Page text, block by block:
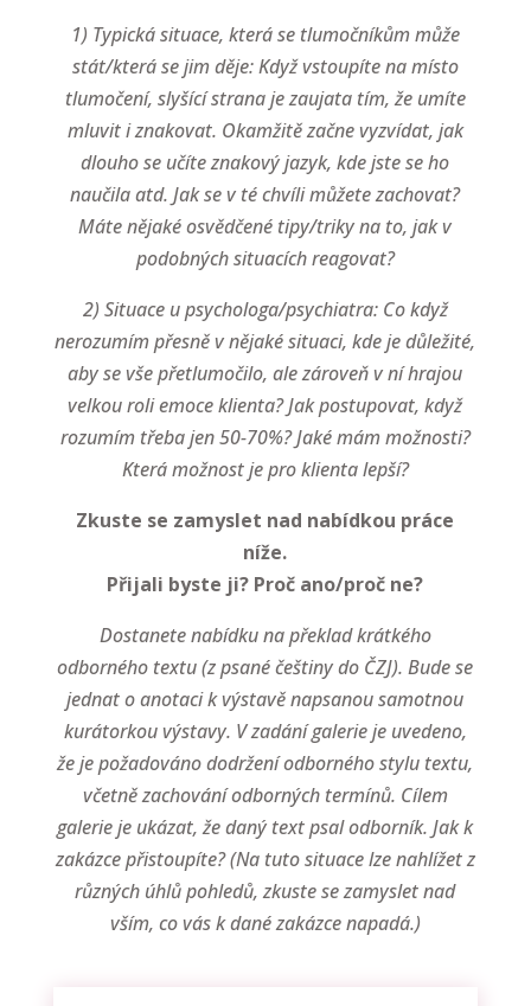
1) Typická situace, která se tlumočníkům může
stát/která se jim děje: Když vstoupíte na místo
tlumočení, slyšící strana je zaujata tím, že umíte
mluvit i znakovat. Okamžitě začne vyzvídat, jak
dlouho se učíte znakový jazyk, kde jste se ho
naučila atd. Jak se v té chvíli můžete zachovat?
Máte nějaké osvědčené tipy/triky na to, jak v
podobných situacích reagovat?
2) Situace u psychologa/psychiatra: Co když
nerozumím přesně v nějaké situaci, kde je důležité,
aby se vše přetlumočilo, ale zároveň v ní hrajou
velkou roli emoce klienta? Jak postupovat, když
rozumím třeba jen 50-70%? Jaké mám možnosti?
Která možnost je pro klienta lepší?
Zkuste se zamyslet nad nabídkou práce
níže.
Přijali byste ji? Proč ano/proč ne?
Dostanete nabídku na překlad krátkého
odborného textu (z psané češtiny do ČZJ). Bude se
jednat o anotaci k výstavě napsanou samotnou
kurátorkou výstavy. V zadání galerie je uvedeno,
že je požadováno dodržení odborného stylu textu,
včetně zachování odborných termínů. Cílem
galerie je ukázat, že daný text psal odborník. Jak k
zakázce přistoupíte? (Na tuto situace lze nahlížet z
různých úhlů pohledů, zkuste se zamyslet nad
vším, co vás k dané zakázce napadá.)